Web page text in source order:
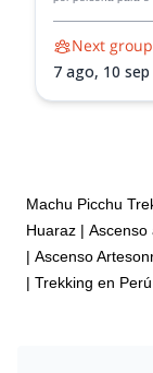
Next
7 ago, 10 sep
Machu Picchu
Huaraz | Ascenso
| Ascenso
| Trekking en Perú